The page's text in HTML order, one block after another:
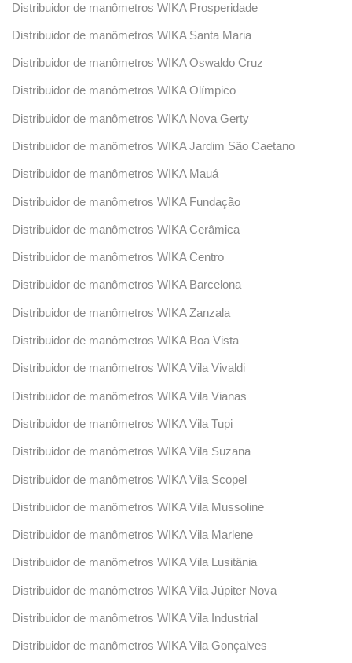
Distribuidor de manômetros WIKA Prosperidade
Distribuidor de manômetros WIKA Santa Maria
Distribuidor de manômetros WIKA Oswaldo Cruz
Distribuidor de manômetros WIKA Olímpico
Distribuidor de manômetros WIKA Nova Gerty
Distribuidor de manômetros WIKA Jardim São Caetano
Distribuidor de manômetros WIKA Mauá
Distribuidor de manômetros WIKA Fundação
Distribuidor de manômetros WIKA Cerâmica
Distribuidor de manômetros WIKA Centro
Distribuidor de manômetros WIKA Barcelona
Distribuidor de manômetros WIKA Zanzala
Distribuidor de manômetros WIKA Boa Vista
Distribuidor de manômetros WIKA Vila Vivaldi
Distribuidor de manômetros WIKA Vila Vianas
Distribuidor de manômetros WIKA Vila Tupi
Distribuidor de manômetros WIKA Vila Suzana
Distribuidor de manômetros WIKA Vila Scopel
Distribuidor de manômetros WIKA Vila Mussoline
Distribuidor de manômetros WIKA Vila Marlene
Distribuidor de manômetros WIKA Vila Lusitânia
Distribuidor de manômetros WIKA Vila Júpiter Nova
Distribuidor de manômetros WIKA Vila Industrial
Distribuidor de manômetros WIKA Vila Gonçalves